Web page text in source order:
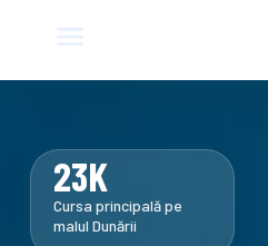
23K
Cursa principală pe
malul Dunării